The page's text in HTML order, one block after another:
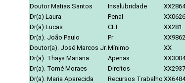
Doutor Matias Santos
Insalubridade
Dr(a) Laura
Penal
Dr(a) Lucas
CLT XX281
Dr(a). João Paulo
Pr
Doutor(a). José Marcos Jr. Mínimo XX
Dr(a). Thays Mariana
Apenas
Dr(a). Tomé Moraes
Direitos
Dr(a). Maria Aparecida
Recursos Trabalho